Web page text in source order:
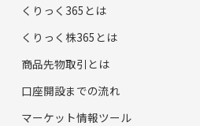
くりっく365とは
くりっく株365とは
商品先物取引とは
口座開設までの流れ
マーケット情報ツール